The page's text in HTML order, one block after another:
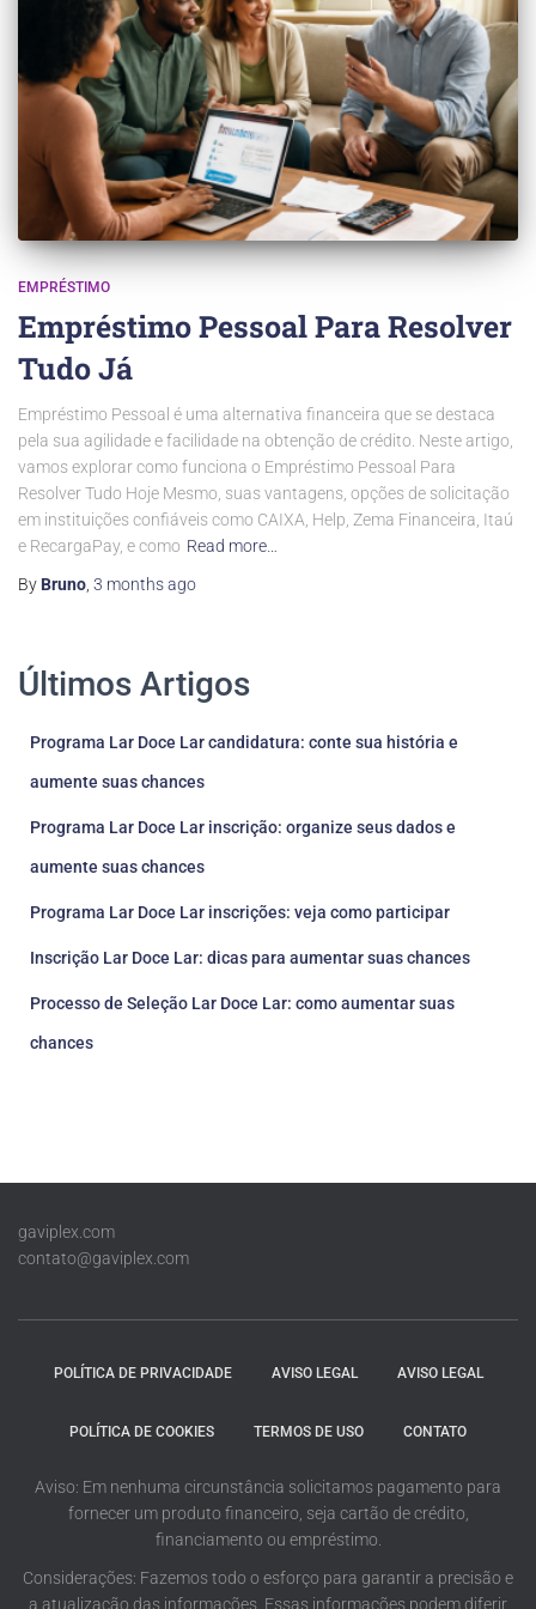
EMPRÉSTIMO
Empréstimo Pessoal Para Resolver
Tudo Já
Empréstimo Pessoal é uma alternativa financeira que se destaca
pela sua agilidade e facilidade na obtenção de crédito. Neste artigo,
vamos explorar como funciona o Empréstimo Pessoal Para
Resolver Tudo Hoje Mesmo, suas vantagens, opções de solicitação
em instituições confiáveis como CAIXA, Help, Zema Financeira, Itaú
e RecargaPay, e como Read more…
By Bruno 3 monthsago
Últimos Artigos
Programa Lar Doce Lar candidatura: conte sua história e
aumente suas chances
Programa Lar Doce Lar inscrição: organize seus dados e
aumente suas chances
Programa Lar Doce Lar inscrições: veja como participar
Inscrição Lar Doce Lar: dicas para aumentar suas chances
Processo de Seleção Lar Doce Lar: como aumentar suas
chances
gaviplex.com
contato@gaviplex.com
POLÍTICA DE PRIVACIDADE AVISO LEGAL AVISO LEGAL
POLÍTICA DE COOKIES TERMOS DE USO CONTATO
Aviso: Em nenhuma circunstância solicitamos pagamento para
fornecer um produto financeiro, seja cartão de crédito,
financiamento ou empréstimo.
Considerações: Fazemos todo o esforço para garantir a precisão e
a atualização das informações. Essas informações podem diferir